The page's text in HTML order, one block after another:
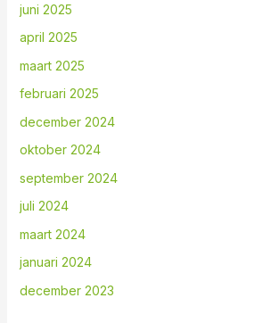
juni 2025
april 2025
maart 2025
februari 2025
december 2024
oktober 2024
september 2024
juli 2024
maart 2024
januari 2024
december 2023